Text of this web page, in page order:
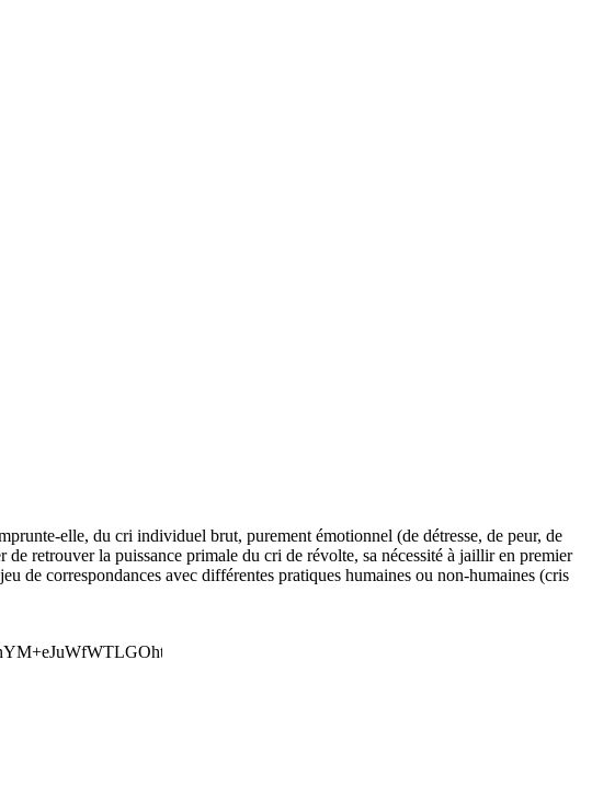
elle, du cri individuel brut, purement émotionnel (de détresse, de peur, de
retrouver la puissance primale du cri de révolte, sa nécessité à jaillir en premier
de correspondances avec différentes pratiques humaines ou non-humaines (cris